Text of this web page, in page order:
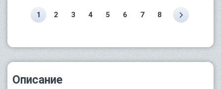
1 2 3 4 5 6 7 8
Описание